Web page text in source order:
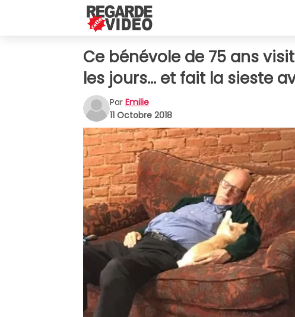
Ce bénévole de 75 ans
les jours... et fait la sieste
Par Emilie
11 Octobre 2018